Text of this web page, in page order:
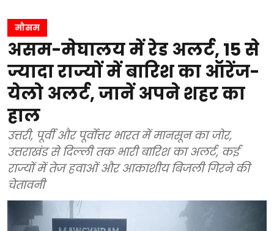
मौसम
असम-मेघालय में रेड अलर्ट, 15 से
ज्यादा राज्यों में बारिश का ऑरेंज-
येलो अलर्ट, जानें अपने शहर का
हाल
उत्तरी, पूर्वी और पूर्वोत्तर भारत में मानसून का जोर,
उत्तराखंड से दिल्ली तक भारी बारिश का अलर्ट, कई
राज्यों में तेज हवाओं और आकाशीय बिजली गिरने की
चेतावनी